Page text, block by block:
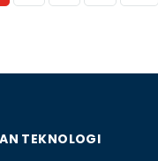
TEKNOLOGI